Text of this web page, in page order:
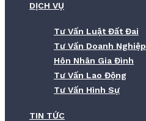
DỊCH VỤ
Tư Vấn Luật Đất Đai
Tư Vấn Doanh Nghiệp
Hôn Nhân Gia Đình
Tư Vấn Lao Động
Tư Vấn Hình Sự
TIN TỨC